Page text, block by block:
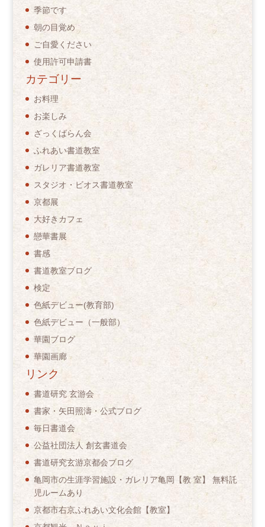
季節です
朝の目覚め
ご自愛ください
使用許可申請書
カテゴリー
お料理
お楽しみ
ざっくばらん会
ふれあい書道教室
ガレリア書道教室
スタジオ・ビオス書道教室
京都展
大好きカフェ
戀華書展
書感
書道教室ブログ
検定
色紙デビュー(教育部)
色紙デビュー（一般部）
華園ブログ
華園画廊
リンク
書道研究 玄游会
書家・矢田照濤・公式ブログ
毎日書道会
公益社団法人 創玄書道会
書道研究玄游京都会ブログ
亀岡市の生涯学習施設・ガレリア亀岡【教 室】 無料託
児ルームあり
京都市右京ふれあい文化会館【教室】